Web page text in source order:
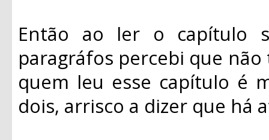
Então ao ler o capítulo
paragráfos percebi que
quem leu esse capítulo é
dois, arrisco a dizer que há